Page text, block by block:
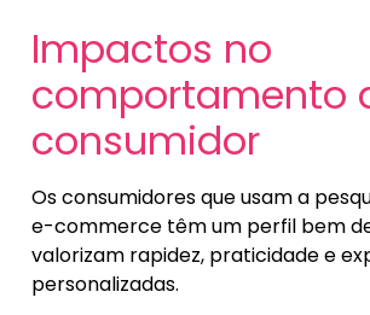
Impactos no
comportamento
consumidor
Os consumidores que usam a
e-commerce têm um perfil bem
valorizam rapidez, praticidade e
personalizadas.